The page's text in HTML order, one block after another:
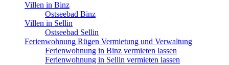
Villen in Binz
Ostseebad Binz
Villen in Sellin
Ostseebad Sellin
Ferienwohnung Rügen Vermietung und Verwaltung
Ferienwohnung in Binz vermieten lassen
Ferienwohnung in Sellin vermieten lassen